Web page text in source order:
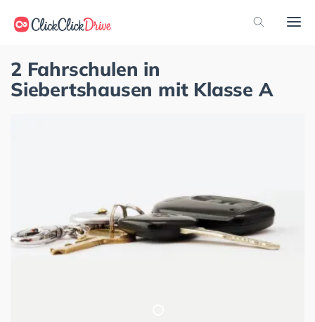
2 Fahrschulen in
Siebertshausen mit Klasse A